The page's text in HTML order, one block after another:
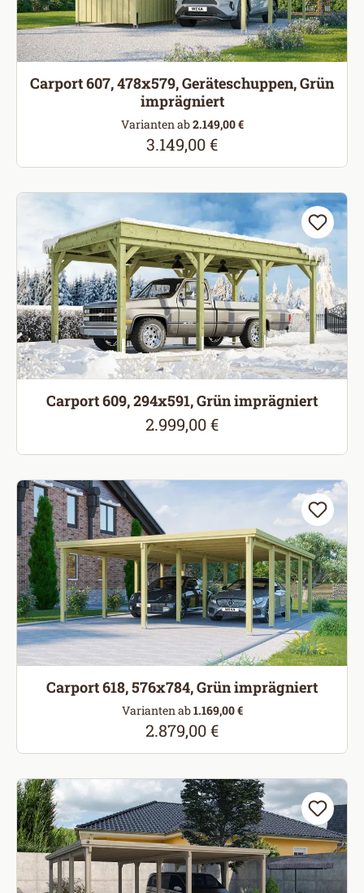
Carport 607, 478x579, Geräteschuppen, Grün
imprägniert
Varianten ab2.149,00 €
Regulärer Preis:
3.149,00 €
Carport 609, 294x591, Grün imprägniert
Regulärer Preis:
2.999,00 €
Carport 618, 576x784, Grün imprägniert
Varianten ab1.169,00 €
Regulärer Preis:
2.879,00 €